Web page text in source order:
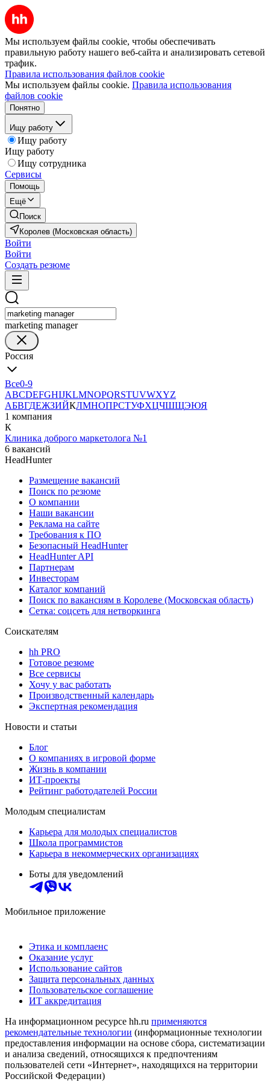
Мы используем файлы cookie, чтобы обеспечивать
правильную работу нашего веб-сайта и анализировать сетевой
трафик.
Правила использования файлов cookie
Мы используем файлы cookie. Правила использования
файлов cookie
Понятно
Ищу работу
Ищу работу
Ищу работу
Ищу сотрудника
Сервисы
Помощь
Ещё
Поиск
Королев (Московская область)
Войти
Войти
Создать резюме
marketing manager
Россия
Все0-9
ABCDEFGHIJKLMNOPQRSTUVWXYZ
АБВГДЕЖЗИЙКЛМНОПРСТУФХЦЧШЩЭЮЯ
1 компания
К
Клиника доброго маркетолога №1
6 вакансий
HeadHunter
Размещение вакансий
Поиск по резюме
О компании
Наши вакансии
Реклама на сайте
Требования к ПО
Безопасный HeadHunter
HeadHunter API
Партнерам
Инвесторам
Каталог компаний
Поиск по вакансиям в Королеве (Московская область)
Сетка: соцсеть для нетворкинга
Соискателям
hh PRO
Готовое резюме
Все сервисы
Хочу у вас работать
Производственный календарь
Экспертная рекомендация
Новости и статьи
Блог
О компаниях в игровой форме
Жизнь в компании
ИТ-проекты
Рейтинг работодателей России
Молодым специалистам
Карьера для молодых специалистов
Школа программистов
Карьера в некоммерческих организациях
Боты для уведомлений
Мобильное приложение
Этика и комплаенс
Оказание услуг
Использование сайтов
Защита персональных данных
Пользовательское соглашение
ИТ аккредитация
На информационном ресурсе hh.ru применяются
рекомендательные технологии (информационные технологии
предоставления информации на основе сбора, систематизации
и анализа сведений, относящихся к предпочтениям
пользователей сети «Интернет», находящихся на территории
Российской Федерации)